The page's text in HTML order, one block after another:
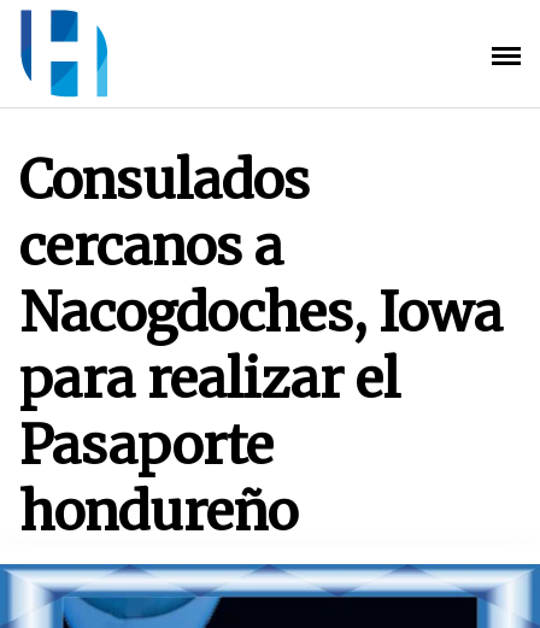
Saltar
contenido
Consulados
cercanos a
Nacogdoches, Iowa
para realizar el
Pasaporte
hondureño